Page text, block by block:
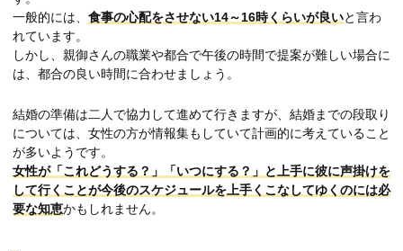
一般的には、 食事の心配をさせない14～16時くらいが良いと言わ
れています。
しかし、親御さんの職業や都合で午後の時間で提案が難しい場合に
は、都合の良い時間に合わせましょう。
結婚の準備は二人で協力して進めて行きますが、結婚までの段取り
については、女性の方が情報集もしていて計画的に考えていること
が多いようです。
女性が「これどうする？」「いつにする？」と上手に彼に声掛けを
して行くことが今後のスケジュールを上手くこなしてゆくのには必
要な知恵かもしれません。